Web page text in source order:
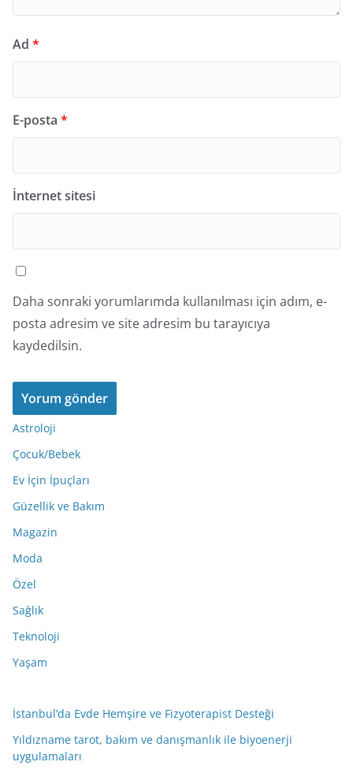
Ad *
E-posta *
İnternet sitesi
Daha sonraki yorumlarımda kullanılması için adım, e-
posta adresim ve site adresim bu tarayıcıya
kaydedilsin.
Astroloji
Çocuk/Bebek
Ev İçin İpuçları
Güzellik ve Bakım
Magazin
Moda
Özel
Sağlık
Teknoloji
Yaşam
İstanbul’da Evde Hemşire ve Fizyoterapist Desteği
Yıldızname tarot, bakım ve danışmanlık ile biyoenerji
uygulamaları